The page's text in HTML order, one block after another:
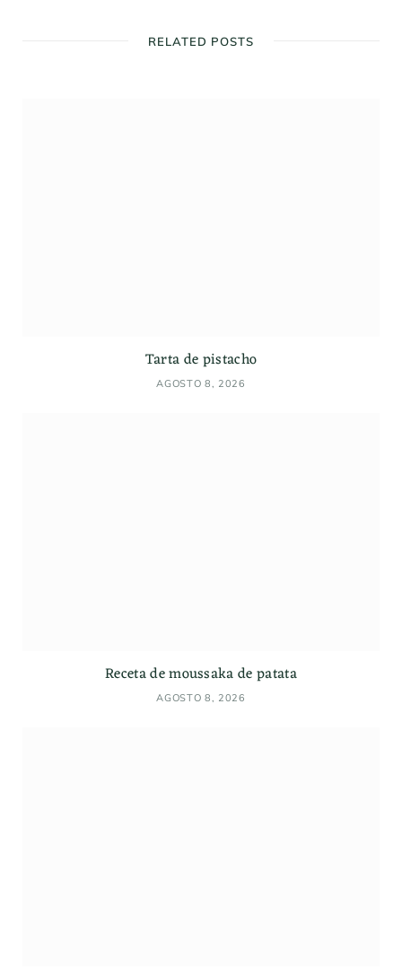
RELATED POSTS
Tarta de pistacho
AGOSTO 8, 2026
Receta de moussaka de patata
AGOSTO 8, 2026